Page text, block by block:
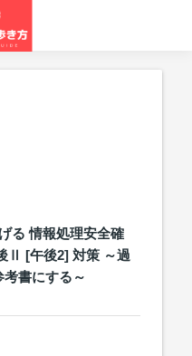
る 情報処理安全確
Ⅱ [午後2] 対策 ～過
書にする～